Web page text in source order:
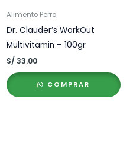
Alimento Perro
Dr. Clauder’s WorkOut
Multivitamin – 100gr
S/ 33.00
COMPRAR